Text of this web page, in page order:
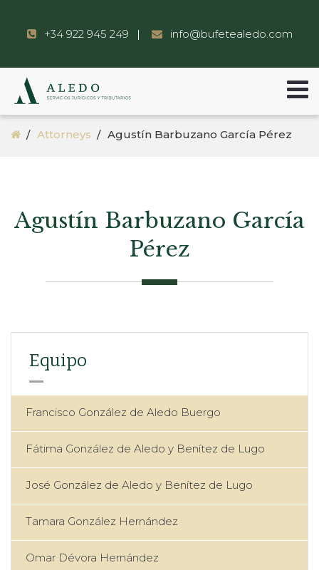
+34 922 945 249 info@bufetealedo.com
Attorneys Agustín Barbuzano García Pérez
Agustín Barbuzano García
Pérez
Equipo
Francisco González de Aledo Buergo
Fátima González de Aledo y Benítez de Lugo
José González de Aledo y Benítez de Lugo
Tamara González Hernández
Omar Dévora Hernández